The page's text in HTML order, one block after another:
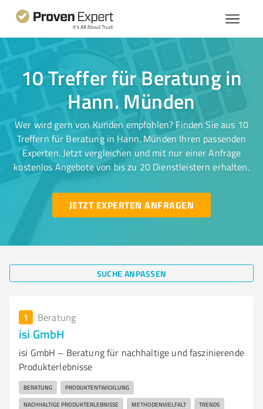
10 Treffer für Beratung in
Hann. Münden
Wer wird gern von Kunden empfohlen? Finden Sie aus 10
Treffern für Beratung in Hann. Münden Ihren passenden
Experten. Jetzt vergleichen und mit nur einer Anfrage
kostenlos Angebote von bis zu 20 Dienstleistern erhalten.
JETZT EXPERTEN ANFRAGEN
SUCHE ANPASSEN
1 Beratung
isi GmbH
isi GmbH – Beratung für nachhaltige und faszinierende
Produkterlebnisse
BERATUNG PRODUKTENTWICKLUNG
NACHHALTIGE PRODUKTERLEBNISSE METHODENVIELFALT TRENDS